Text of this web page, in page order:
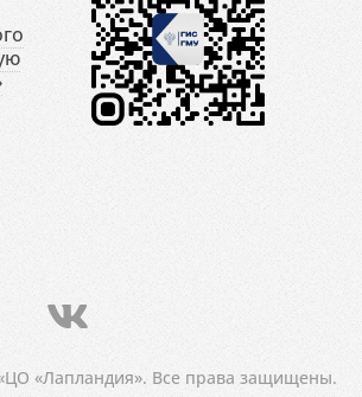
«Лапландия». Все права защищены.